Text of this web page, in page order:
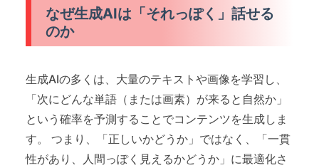
なぜ生成AIは「それっぽく」話せる
のか
生成AIの多くは、大量のテキストや画像を学習し、
「次にどんな単語（または画素）が来ると自然か」
という確率を予測することでコンテンツを生成しま
す。 つまり、「正しいかどうか」ではなく、「一貫
性があり、人間っぽく見えるかどうか」に最適化さ